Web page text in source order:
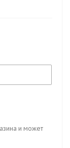
и может